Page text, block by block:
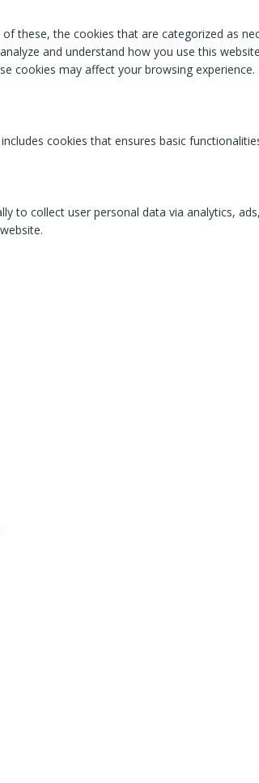
these, the cookies that are categorized as
and understand how you use this
cookies may affect your browsing experience.
cookies that ensures basic
to collect user personal data via analytics,